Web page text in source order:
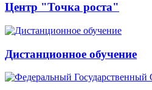
Центр "Точка роста"
Дистанционное обучение